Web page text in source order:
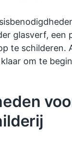
glasverf, een
te schilderen.
om te